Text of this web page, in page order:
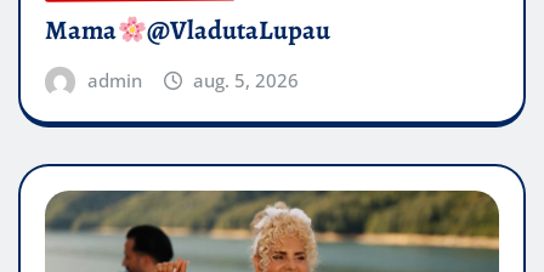
Mama @VladutaLupau
admin aug. 5, 2026